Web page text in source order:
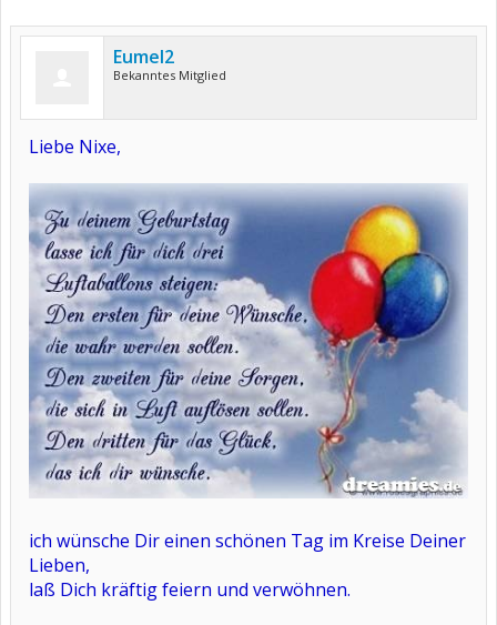
Eumel2
Bekanntes Mitglied
Liebe Nixe,
ich wünsche Dir einen schönen Tag im Kreise Deiner
Lieben,
laß Dich kräftig feiern und verwöhnen.